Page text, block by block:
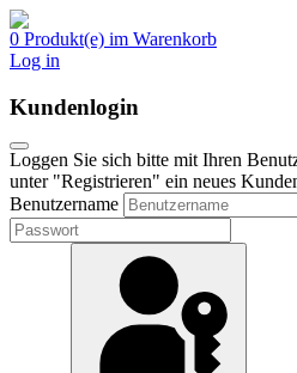
0 Produkt(e) im Warenkorb
Log in
Kundenlogin
Loggen Sie sich bitte mit Ihren
unter "Registrieren" ein neues
Benutzername